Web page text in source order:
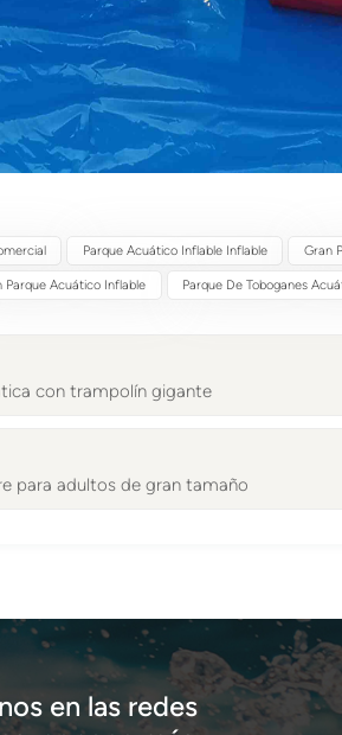
Parque Acuático Inflable Inflable Gran
Parque Acuático Inflable Parque De Toboganes
con trampolín gigante
para adultos de gran tamaño
en las redes